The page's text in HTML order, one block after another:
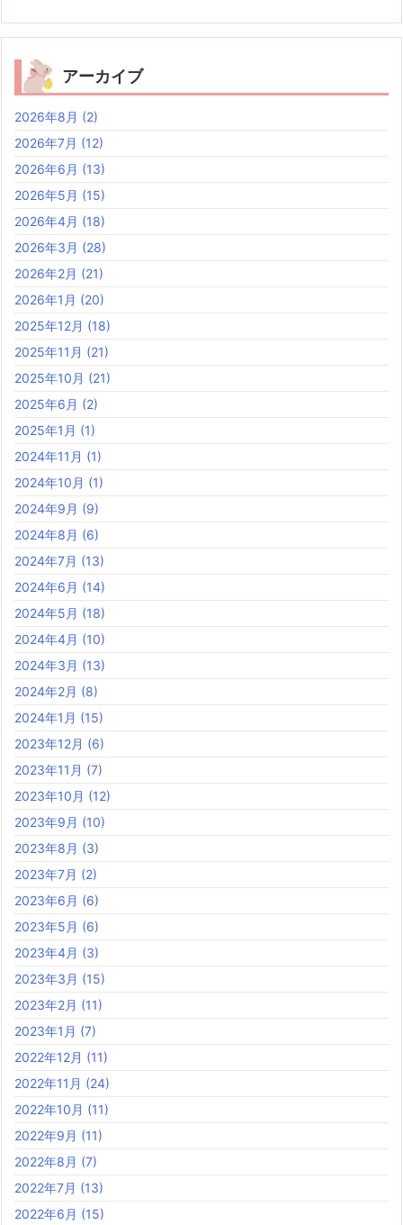
アーカイブ
2026年8月 (2)
2026年7月 (12)
2026年6月 (13)
2026年5月 (15)
2026年4月 (18)
2026年3月 (28)
2026年2月 (21)
2026年1月 (20)
2025年12月 (18)
2025年11月 (21)
2025年10月 (21)
2025年6月 (2)
2025年1月 (1)
2024年11月 (1)
2024年10月 (1)
2024年9月 (9)
2024年8月 (6)
2024年7月 (13)
2024年6月 (14)
2024年5月 (18)
2024年4月 (10)
2024年3月 (13)
2024年2月 (8)
2024年1月 (15)
2023年12月 (6)
2023年11月 (7)
2023年10月 (12)
2023年9月 (10)
2023年8月 (3)
2023年7月 (2)
2023年6月 (6)
2023年5月 (6)
2023年4月 (3)
2023年3月 (15)
2023年2月 (11)
2023年1月 (7)
2022年12月 (11)
2022年11月 (24)
2022年10月 (11)
2022年9月 (11)
2022年8月 (7)
2022年7月 (13)
2022年6月 (15)